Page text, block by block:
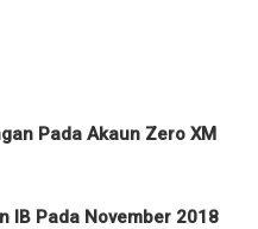
Pada Akaun Zero XM
IB Pada November 2018